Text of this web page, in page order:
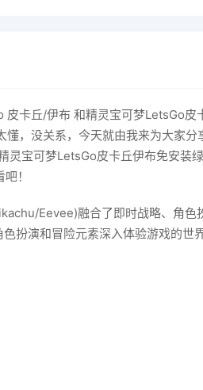
卡丘/伊布 和精灵宝可梦LetsGo皮
，没关系，今天就由我来为大家分
宝可梦LetsGo皮卡丘伊布免安装
！
Eevee)融合了即时战略、角色
扮演和冒险元素深入体验游戏的世